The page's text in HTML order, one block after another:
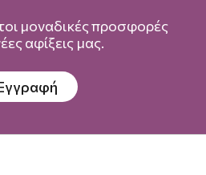
μοναδικές προσφορές
αφίξεις μας.